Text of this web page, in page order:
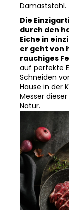
Die
durch den
Eiche in
er geht von
rauchiges
auf perfekte
Schneiden
Hause in der
Messer
Natur.